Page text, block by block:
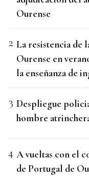
Ourense
La resistencia de
Ourense en
la enseñanza de
Despliegue
hombre
A vueltas con el
de Portugal de